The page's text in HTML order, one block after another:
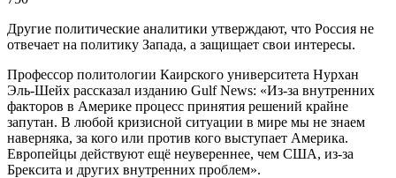
Другие политические аналитики утверждают, что Россия не
отвечает на политику Запада, а защищает свои интересы.
Профессор политологии Каирского университета Нурхан
Эль-Шейх рассказал изданию Gulf News: «Из-за внутренних
факторов в Америке процесс принятия решений крайне
запутан. В любой кризисной ситуации в мире мы не знаем
наверняка, за кого или против кого выступает Америка.
Европейцы действуют ещё неувереннее, чем США, из-за
Брексита и других внутренних проблем».